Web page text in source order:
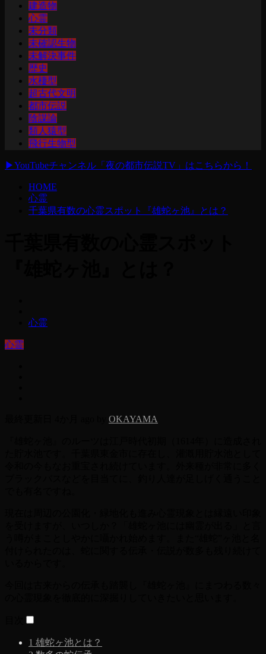
建造物
心霊
未分類
未確認生物
未解決事件
歴史
水棲型
超古代文明
都市伝説
陰謀論
類人猿型
飛行生物型
▶YouTubeチャンネル「夜の都市伝説TV」はこちらから！
HOME
心霊
千葉県有数の心霊スポット『雄蛇ヶ池』とは？
心霊
心霊
OKAYAMA
1 雄蛇ヶ池とは？